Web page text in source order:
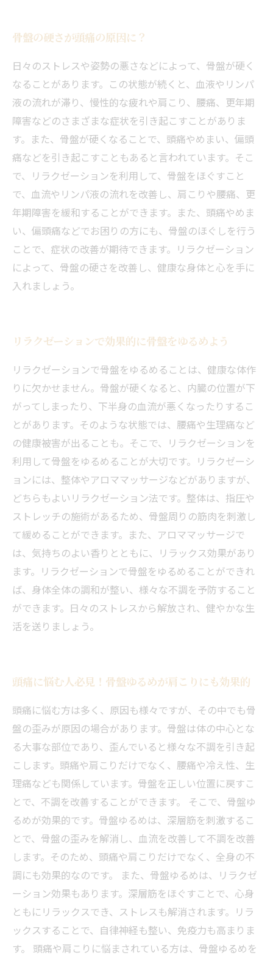
骨盤の硬さが頭痛の原因に？
日々のストレスや姿勢の悪さなどによって、骨盤が硬く
なることがあります。この状態が続くと、血液やリンパ
液の流れが滞り、慢性的な疲れや肩こり、腰痛、更年期
障害などのさまざまな症状を引き起こすことがありま
す。また、骨盤が硬くなることで、頭痛やめまい、偏頭
痛などを引き起こすこともあると言われています。そこ
で、リラクゼーションを利用して、骨盤をほぐすこと
で、血流やリンパ液の流れを改善し、肩こりや腰痛、更
年期障害を緩和することができます。また、頭痛やめま
い、偏頭痛などでお困りの方にも、骨盤のほぐしを行う
ことで、症状の改善が期待できます。リラクゼーション
によって、骨盤の硬さを改善し、健康な身体と心を手に
入れましょう。
リラクゼーションで効果的に骨盤をゆるめよう
リラクゼーションで骨盤をゆるめることは、健康な体作
りに欠かせません。骨盤が硬くなると、内臓の位置が下
がってしまったり、下半身の血流が悪くなったりするこ
とがあります。そのような状態では、腰痛や生理痛など
の健康被害が出ることも。そこで、リラクゼーションを
利用して骨盤をゆるめることが大切です。リラクゼーシ
ョンには、整体やアロママッサージなどがありますが、
どちらもよいリラクゼーション法です。整体は、指圧や
ストレッチの施術があるため、骨盤周りの筋肉を刺激し
て緩めることができます。また、アロママッサージで
は、気持ちのよい香りとともに、リラックス効果があり
ます。リラクゼーションで骨盤をゆるめることができれ
ば、身体全体の調和が整い、様々な不調を予防すること
ができます。日々のストレスから解放され、健やかな生
活を送りましょう。
頭痛に悩む人必見！骨盤ゆるめが肩こりにも効果的
頭痛に悩む方は多く、原因も様々ですが、その中でも骨
盤の歪みが原因の場合があります。骨盤は体の中心とな
る大事な部位であり、歪んでいると様々な不調を引き起
こします。頭痛や肩こりだけでなく、腰痛や冷え性、生
理痛なども関係しています。骨盤を正しい位置に戻すこ
とで、不調を改善することができます。 そこで、骨盤ゆ
るめが効果的です。骨盤ゆるめは、深層筋を刺激するこ
とで、骨盤の歪みを解消し、血流を改善して不調を改善
します。そのため、頭痛や肩こりだけでなく、全身の不
調にも効果的なのです。 また、骨盤ゆるめは、リラクゼ
ーション効果もあります。深層筋をほぐすことで、心身
ともにリラックスでき、ストレスも解消されます。リラ
ックスすることで、自律神経も整い、免疫力も高まりま
す。 頭痛や肩こりに悩まされている方は、骨盤ゆるめを